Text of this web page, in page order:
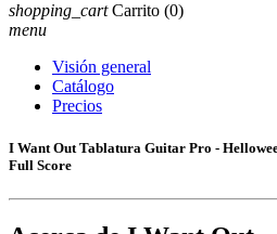
shopping_cart Carrito (0)
menu
Visión general
Catálogo
Precios
I Want Out Tablatura Guitar Pro -
Full Score